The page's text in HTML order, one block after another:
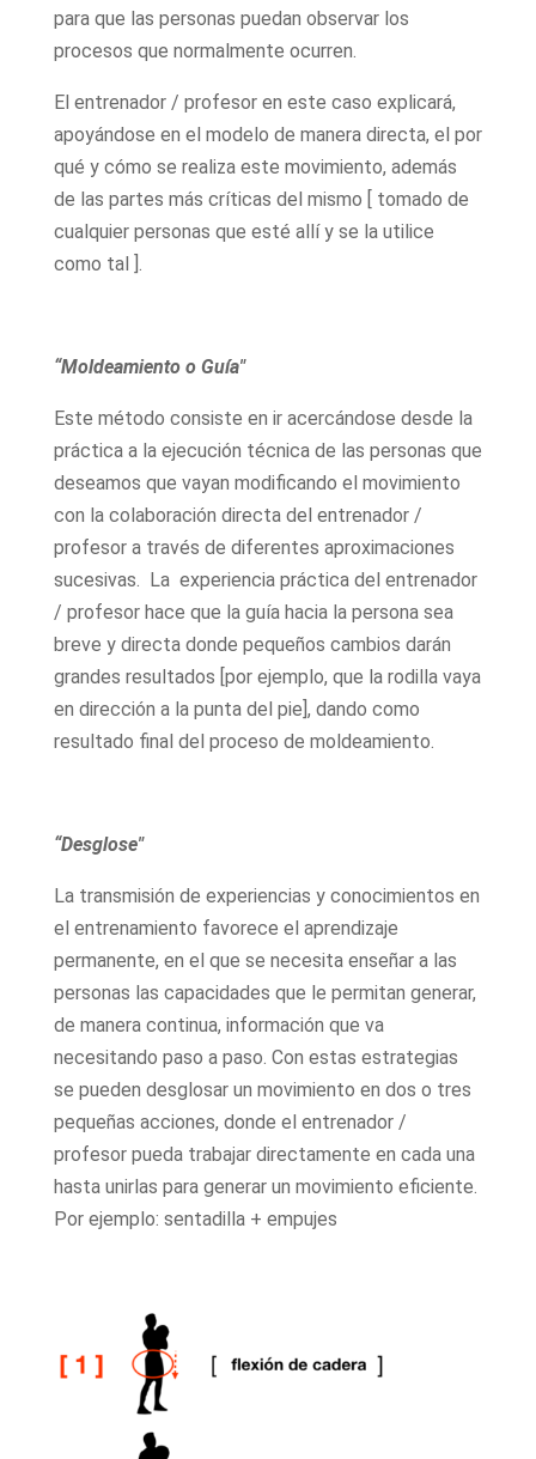
para que las personas puedan observar los
procesos que normalmente ocurren.
El entrenador / profesor en este caso explicará,
apoyándose en el modelo de manera directa, el por
qué y cómo se realiza este movimiento, además
de las partes más críticas del mismo [ tomado de
cualquier personas que esté allí y se la utilice
como tal ].
“Moldeamiento o Guía"
Este método consiste en ir acercándose desde la
práctica a la ejecución técnica de las personas que
deseamos que vayan modificando el movimiento
con la colaboración directa del entrenador /
profesor a través de diferentes aproximaciones
sucesivas. La experiencia práctica del entrenador
/ profesor hace que la guía hacia la persona sea
breve y directa donde pequeños cambios darán
grandes resultados [por ejemplo, que la rodilla vaya
en dirección a la punta del pie], dando como
resultado final del proceso de moldeamiento.
“Desglose"
La transmisión de experiencias y conocimientos en
el entrenamiento favorece el aprendizaje
permanente, en el que se necesita enseñar a las
personas las capacidades que le permitan generar,
de manera continua, información que va
necesitando paso a paso. Con estas estrategias
se pueden desglosar un movimiento en dos o tres
pequeñas acciones, donde el entrenador /
profesor pueda trabajar directamente en cada una
hasta unirlas para generar un movimiento eficiente.
Por ejemplo: sentadilla + empujes